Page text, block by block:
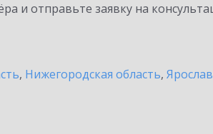
и отправьте заявку на
, Нижегородская область,